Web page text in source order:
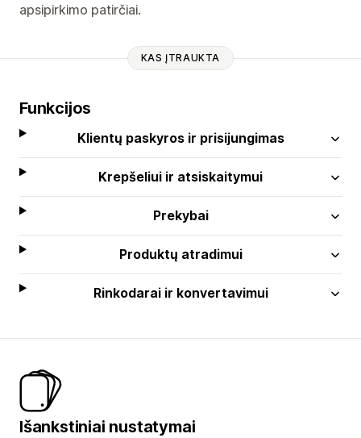
apsipirkimo patirčiai.
KAS ĮTRAUKTA
Funkcijos
Klientų paskyros ir prisijungimas
Krepšeliui ir atsiskaitymui
Prekybai
Produktų atradimui
Rinkodarai ir konvertavimui
Išankstiniai nustatymai